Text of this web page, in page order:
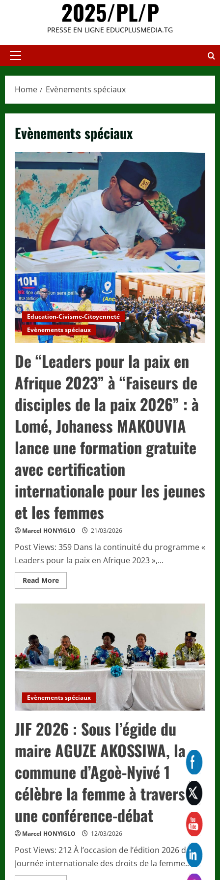
2025/PL/P
PRESSE EN LIGNE EDUCPLUSMEDIA.TG
Primary
Home Evènements spéciaux
Evènements spéciaux
Education-Civisme-Citoyenneté
Evènements spéciaux
De “Leaders pour la paix en
Afrique 2023” à “Faiseurs de
disciples de la paix 2026” : à
Lomé, Johaness MAKOUVIA
lance une formation gratuite
avec certification
internationale pour les jeunes
et les femmes
Marcel HONYIGLO 21/03/2026
Post Views: 359 Dans la continuité du programme «
Leaders pour la paix en Afrique 2023 »,...
Read MoreRead
more
en
Afrique
2023”
à
“Faiseurs
de
disciples
paix
2026”
:
Lomé,
Johaness
MAKOUVIA
lance
une
formation
gratuite
avec
certification
internationale
pour
les
jeunes
et
les
Evènements spéciaux
JIF 2026 : Sous l’égide du
maire AGUZE AKOSSIWA, la
commune d’Agoè-Nyivé 1
célèbre la femme à travers
une conférence-débat
Marcel HONYIGLO 12/03/2026
Post Views: 212 À l’occasion de l’édition 2026 de la
Journée internationale des droits de la femme...